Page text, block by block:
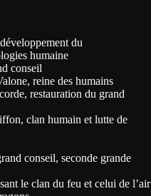
du
humaine
conseil
reine des humains
restauration du grand
clan humain et lutte de
conseil, seconde grande
le clan du feu et celui de l’air